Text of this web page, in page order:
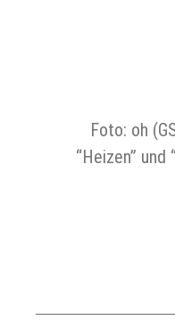
Foto: oh
“Heizen”